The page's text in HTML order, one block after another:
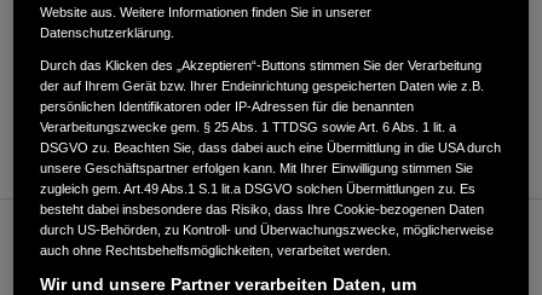
ANFAHRTSBESCHREIBUNG ANFORDERN
WEBSITE
Verkauf / Kundendienst
Website aus. Weitere Informationen finden Sie in unserer
Datenschutzerklärung.
Durch das Klicken des „Akzeptieren“-Buttons stimmen Sie der Verarbeitung
der auf Ihrem Gerät bzw. Ihrer Endeinrichtung gespeicherten Daten wie z.B.
persönlichen Identifikatoren oder IP-Adressen für die benannten
Verarbeitungszwecke gem. § 25 Abs. 1 TTDSG sowie Art. 6 Abs. 1 lit. a
DSGVO zu. Beachten Sie, dass dabei auch eine Übermittlung in die USA durch
unsere Geschäftspartner erfolgen kann. Mit Ihrer Einwilligung stimmen Sie
zugleich gem. Art.49 Abs.1 S.1 lit.a DSGVO solchen Übermittlungen zu. Es
besteht dabei insbesondere das Risiko, dass Ihre Cookie-bezogenen Daten
durch US-Behörden, zu Kontroll- und Überwachungszwecke, möglicherweise
auch ohne Rechtsbehelfsmöglichkeiten, verarbeitet werden.
Wir und unsere Partner verarbeiten Daten, um